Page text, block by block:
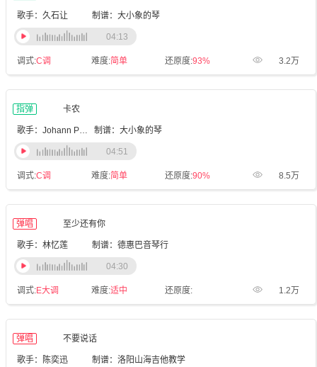
歌手：久石让 制谱：大小象的琴
调式:C调 难度:简单 还原度:93% 3.2万
04:13
指弹 卡农
歌手：Johann Pachelbel 制谱：大小象的琴
调式:C调 难度:简单 还原度:90% 8.5万
04:51
弹唱 至少还有你
歌手：林忆莲 制谱：德惠巴音琴行
调式:E大调 难度:适中 还原度: 1.2万
04:30
弹唱 不要说话
歌手：陈奕迅 制谱：洛阳山海吉他教学